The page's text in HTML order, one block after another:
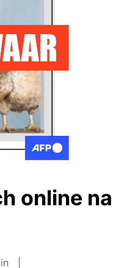
online na